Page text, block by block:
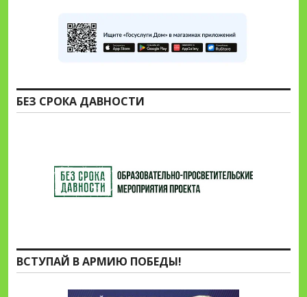
БЕЗ СРОКА ДАВНОСТИ
ВСТУПАЙ В АРМИЮ ПОБЕДЫ!